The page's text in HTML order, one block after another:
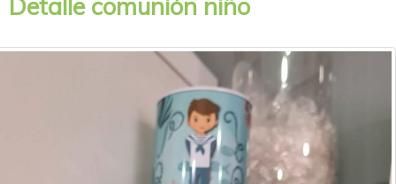
Detalle comunión niño